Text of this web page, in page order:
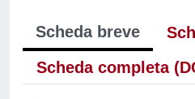
Scheda breve
Scheda completa